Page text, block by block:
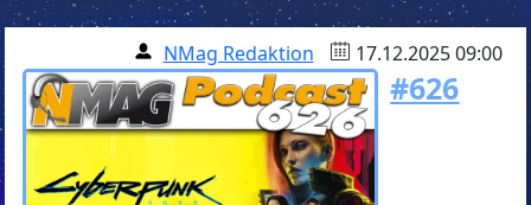
NMag Redaktion 17.12.2025 09:00
#626